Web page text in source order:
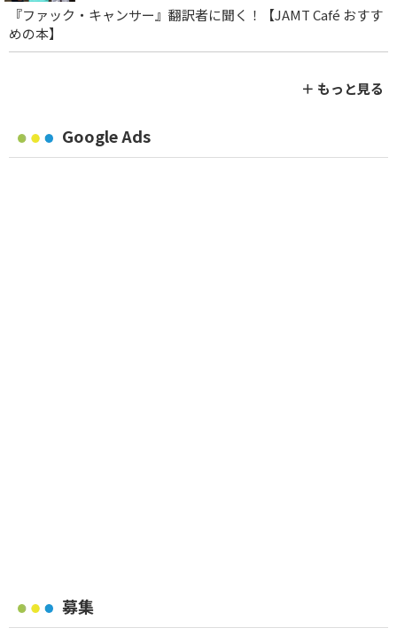
『ファック・キャンサー』翻訳者に聞く！【JAMT Café おすす
めの本】
＋ もっと見る
Google Ads
募集